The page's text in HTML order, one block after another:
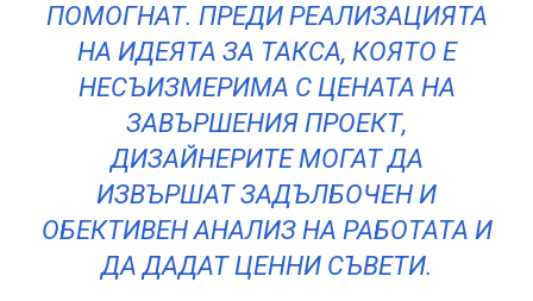
ПОМОГНАТ. ПРЕДИ РЕАЛИЗАЦИЯТА
НА ИДЕЯТА ЗА ТАКСА, КОЯТО Е
НЕСЪИЗМЕРИМА С ЦЕНАТА НА
ЗАВЪРШЕНИЯ ПРОЕКТ,
ДИЗАЙНЕРИТЕ МОГАТ ДА
ИЗВЪРШАТ ЗАДЪЛБОЧЕН И
ОБЕКТИВЕН АНАЛИЗ НА РАБОТАТА И
ДА ДАДАТ ЦЕННИ СЪВЕТИ.